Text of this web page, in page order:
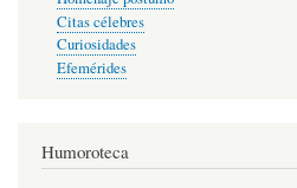
Citas célebres
Curiosidades
Efemérides
Humoroteca